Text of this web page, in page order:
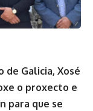
de Galicia, Xosé
o proxecto e
para que se